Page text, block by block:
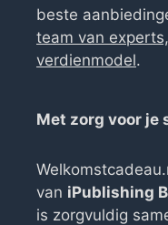
beste
team van
verdienmodel.
Met zorg voor je
van iPublishing
is zorgvuldig